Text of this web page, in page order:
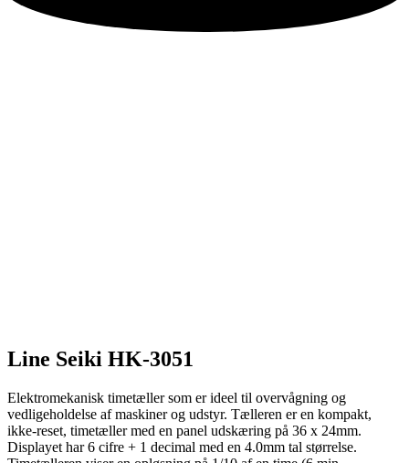
Line Seiki HK-3051
Elektromekanisk timetæller som er ideel til overvågning og
vedligeholdelse af maskiner og udstyr. Tælleren er en kompakt,
ikke-reset, timetæller med en panel udskæring på 36 x 24mm.
Displayet har 6 cifre + 1 decimal med en 4.0mm tal størrelse.